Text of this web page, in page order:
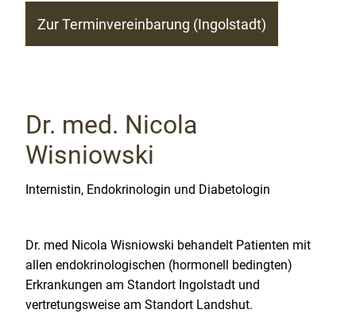
Zur Terminvereinbarung (Ingolstadt)
Dr. med. Nicola
Wisniowski
Internistin, Endokrinologin und Diabetologin
Dr. med Nicola Wisniowski behandelt Patienten mit
allen endokrinologischen (hormonell bedingten)
Erkrankungen am Standort Ingolstadt und
vertretungsweise am Standort Landshut.